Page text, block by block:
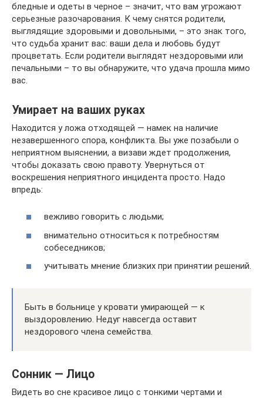
бледные и одеты в черное – значит, что вам угрожают
серьезные разочарования. К чему снятся родители,
выглядящие здоровыми и довольными, – это знак того,
что судьба хранит вас: ваши дела и любовь будут
процветать. Если родители выглядят нездоровыми или
печальными – то вы обнаружите, что удача прошла мимо
вас.
Умирает на ваших руках
Находится у ложа отходящей — намек на наличие
незавершенного спора, конфликта. Вы уже позабыли о
неприятном выяснении, а визави ждет продолжения,
чтобы доказать свою правоту. Увернуться от
воскрешения неприятного инцидента просто. Надо
впредь:
вежливо говорить с людьми;
внимательно относиться к потребностям
собеседников;
учитывать мнение близких при принятии решений.
Быть в больнице у кровати умирающей — к
выздоровлению. Недуг навсегда оставит
нездорового члена семейства.
Сонник — Лицо
Видеть во сне красивое лицо с тонкими чертами и